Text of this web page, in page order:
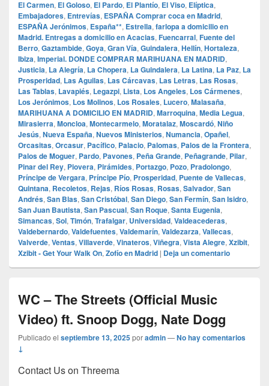
El Carmen, El Goloso, El Pardo, El Plantío, El Viso, Elíptica,
Embajadores, Entrevías, ESPAÑA Comprar coca en Madrid,
ESPAÑA Jerónimos, España**, Estrella, farlopa a domicilio en
Madrid. Entregas a domicilio en Acacias, Fuencarral, Fuente del
Berro, Gaztambide, Goya, Gran Vía, Guindalera, Hellín, Hortaleza,
Ibiza, Imperial. DONDE COMPRAR MARIHUANA EN MADRID,
Justicia, La Alegría, La Chopera, La Guindalera, La Latina, La Paz, La
Prosperidad, Las Aguilas, Las Cárcavas, Las Letras, Las Rosas,
Las Tablas, Lavapiés, Legazpi, Lista, Los Angeles, Los Cármenes,
Los Jerónimos, Los Molinos, Los Rosales, Lucero, Malasaña,
MARIHUANA A DOMICILIO EN MADRID, Marroquina, Media Legua,
Mirasierra, Moncloa, Montecarmelo, Moratalaz, Moscardó, Niño
Jesús, Nueva España, Nuevos Ministerios, Numancia, Opañel,
Orcasitas, Orcasur, Pacífico, Palacio, Palomas, Palos de la Frontera,
Palos de Moguer, Pardo, Pavones, Peña Grande, Peñagrande, Pilar,
Pinar del Rey, Piovera, Pirámides, Portazgo, Pozo, Pradolongo,
Príncipe de Vergara, Príncipe Pío, Prosperidad, Puente de Vallecas,
Quintana, Recoletos, Rejas, Ríos Rosas, Rosas, Salvador, San
Andrés, San Blas, San Cristóbal, San Diego, San Fermín, San Isidro,
San Juan Bautista, San Pascual, San Roque, Santa Eugenia,
Simancas, Sol, Timón, Trafalgar, Universidad, Valdeacederas,
Valdebernardo, Valdefuentes, Valdemarín, Valdezarza, Vallecas,
Valverde, Ventas, Villaverde, Vinateros, Viñegra, Vista Alegre, Xzibit,
Xzibit - Get Your Walk On, Zofío en Madrid | Deja un comentario
WC – The Streets (Official Music
Video) ft. Snoop Dogg, Nate Dogg
Publicado el septiembre 13, 2025poradmin—No hay comentarios
↓
Contact Us on Threema